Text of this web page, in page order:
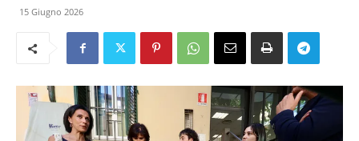
15 Giugno 2026